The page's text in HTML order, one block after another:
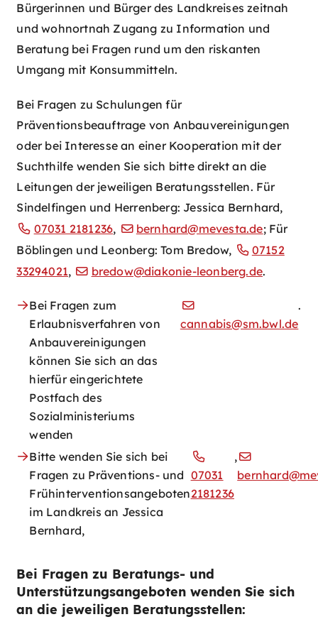
Bürgerinnen und Bürger des Landkreises zeitnah
und wohnortnah Zugang zu Information und
Beratung bei Fragen rund um den riskanten
Umgang mit Konsummitteln.
Bei Fragen zu Schulungen für
Präventionsbeauftrage von Anbauvereinigungen
oder bei Interesse an einer Kooperation mit der
Suchthilfe wenden Sie sich bitte direkt an die
Leitungen der jeweiligen Beratungsstellen. Für
Sindelfingen und Herrenberg: Jessica Bernhard,
07031 2181236, bernhard@mevesta.de; Für
Böblingen und Leonberg: Tom Bredow,
07152
33294021, bredow@diakonie-leonberg.de.
Bei Fragen zum
Erlaubnisverfahren von
Anbauvereinigungen
können Sie sich an das
hierfür eingerichtete
Postfach des
Sozialministeriums
wenden
cannabis@sm.bwl.de
.
Bitte wenden Sie sich bei
Fragen zu Präventions- und
Frühinterventionsangeboten
im Landkreis an Jessica
Bernhard,
07031
2181236
,
Bei Fragen zu Beratungs- und
Unterstützungsangeboten wenden Sie sich
an die jeweiligen Beratungsstellen: